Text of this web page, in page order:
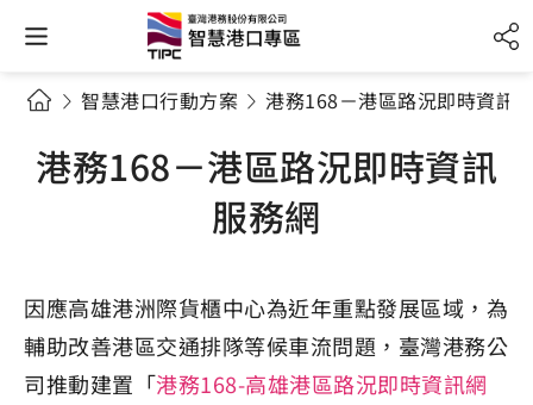
智慧港口行動方案 港務168－港區路況即時資訊
港務168－港區路況即時資訊
服務網
因應高雄港洲際貨櫃中心為近年重點發展區域，為
輔助改善港區交通排隊等候車流問題，臺灣港務公
司推動建置「港務168-高雄港區路況即時資訊網